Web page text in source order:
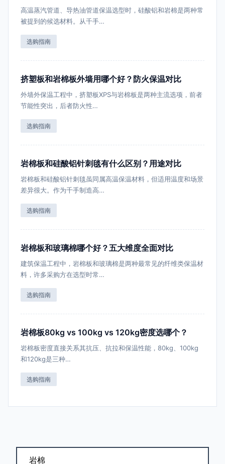
高温蒸汽管道、导热油管道保温选型时，硅酸铝和岩棉是两种常
被提到的候选材料。从千手…
选购指南
挤塑板和岩棉板外墙用哪个好？防火保温对比
外墙外保温工程中，挤塑板XPS与岩棉板是两种主流选项，前者
节能性突出，后者防火性…
选购指南
岩棉板和硅酸铝针刺毯有什么区别？用途对比
岩棉板和硅酸铝针刺毯虽同属高温保温材料，但适用温度和场景
差异很大。作为千手制造高…
选购指南
岩棉板和玻璃棉哪个好？五大维度全面对比
建筑保温工程中，岩棉板和玻璃棉是两种最常见的纤维类保温材
料，许多采购方在选型时常…
选购指南
岩棉板80kg vs 100kg vs 120kg密度选哪个？
岩棉板密度直接关系其抗压、抗拉和保温性能，80kg、100kg
和120kg是三种…
选购指南